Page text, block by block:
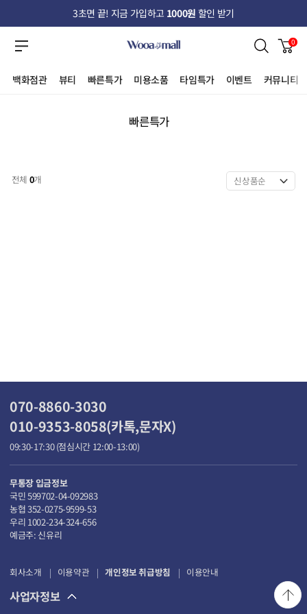
3초면 끝! 지금 가입하고 1000원 할인 받기
백화점관 뷰티 빠른특가 미용소품 타임특가 이벤트 커뮤니티
0
빠른특가
전체 0개
회사소개 이용약관 개인정보 취급방침 이용안내
사업자정보
070-8860-3030
010-9353-8058(카톡,문자X)
09:30-17:30 (점심시간 12:00-13:00)
무통장 입금정보
국민 599702-04-092983
농협 352-0275-9599-53
우리 1002-234-324-656
예금주: 신유리